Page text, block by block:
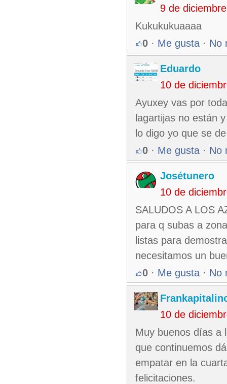
9 de
Kukukukuaaaa
0 · Me gusta · No
Eduardo
10 de
Ayuxey vas por
lagartijas no están
lo digo yo que se
0 · Me gusta · No
Josétunero
10 de
SALUDOS A LOS
para q subas a
listas para
necesitamos un
0 · Me gusta · No
10 de
Muy buenos días a
que continuemos
empatar en la
felicitaciones.